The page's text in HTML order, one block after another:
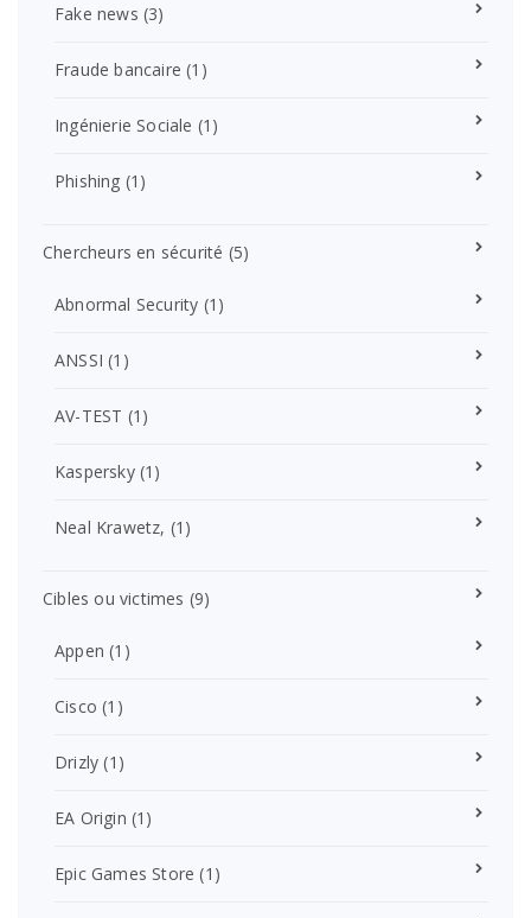
Fake news (3)
Fraude bancaire (1)
Ingénierie Sociale (1)
Phishing (1)
Chercheurs en sécurité (5)
Abnormal Security (1)
ANSSI (1)
AV-TEST (1)
Kaspersky(1)
Neal Krawetz, (1)
Cibles ou victimes (9)
Appen (1)
Cisco (1)
Drizly (1)
EA Origin (1)
Epic Games Store (1)